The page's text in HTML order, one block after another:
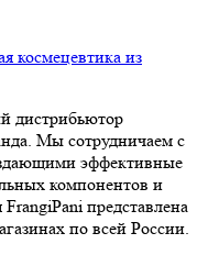
дистрибьютор
Мы сотрудничаем с
эффективные
компонентов и
представлена
по всей России.